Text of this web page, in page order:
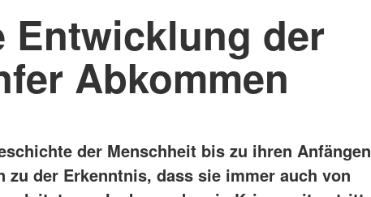
Entwicklung der
Abkommen
der Menschheit bis zu ihren Anfängen
zu der Erkenntnis, dass sie immer auch von